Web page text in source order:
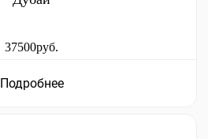
37500руб.
Подробнее